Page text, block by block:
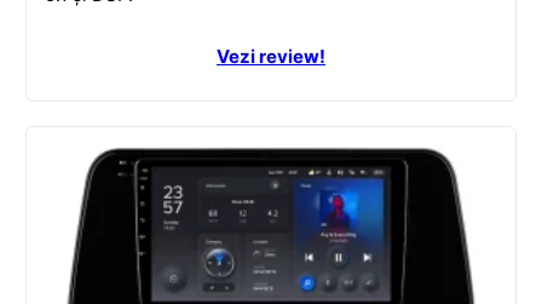
Vezi review!